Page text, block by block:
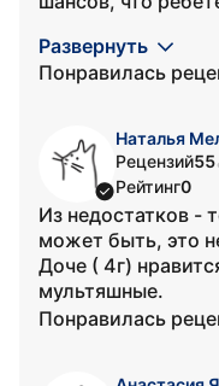
Развернуть
Понравилась
Наталья
Рецензий55
Рейтинг0
Из недостатков -
может быть, это
Доче ( 4г)
мультяшные.
Понравилась